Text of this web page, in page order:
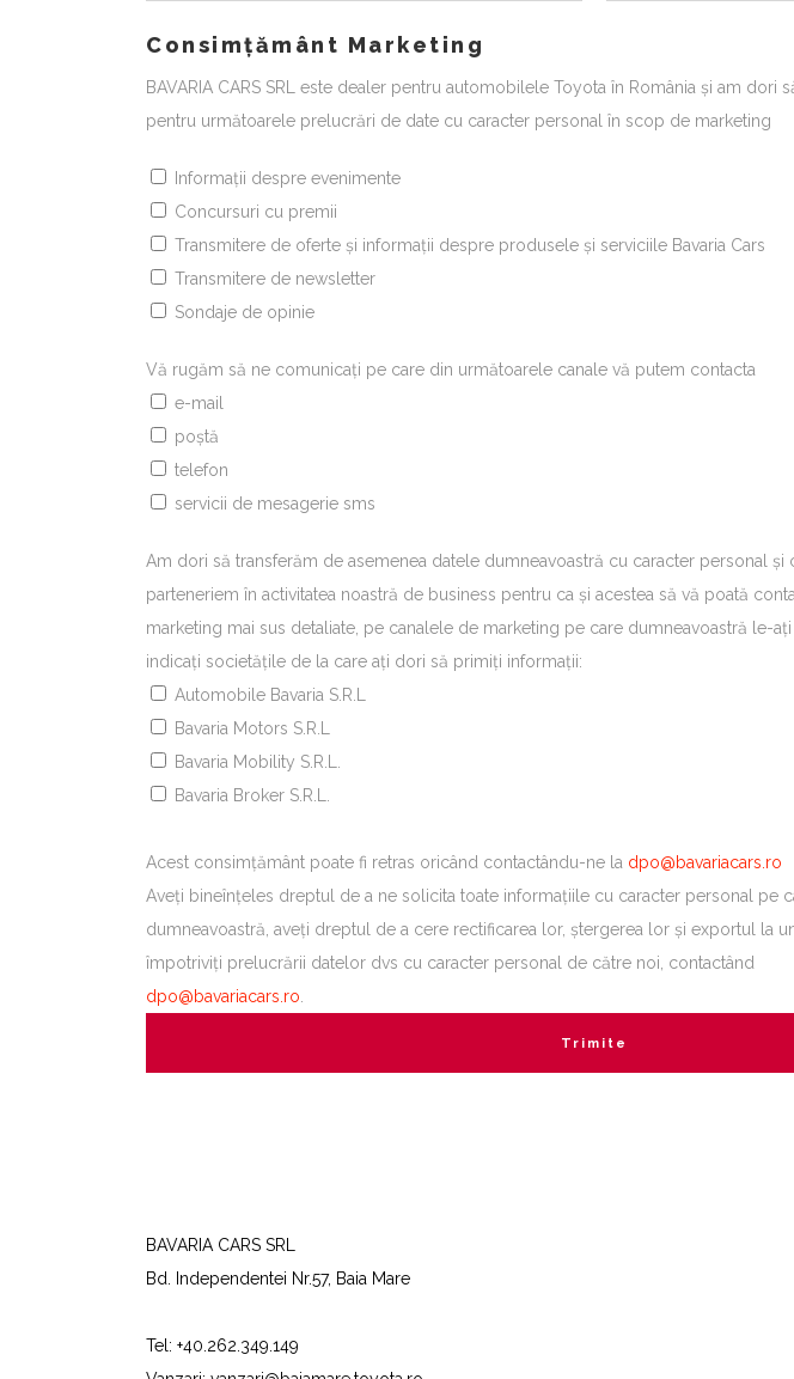
Consimțământ Marketing
BAVARIA CARS SRL este dealer pentru automobilele Toyota în România și am dori
pentru următoarele prelucrări de date cu caracter personal în scop de marketing
Informații despre evenimente
Concursuri cu premii
Transmitere de oferte și informații despre produsele și serviciile Bavaria Cars
Transmitere de newsletter
Sondaje de opinie
Vă rugăm să ne comunicați pe care din următoarele canale vă putem contacta
e-mail
poștă
telefon
servicii de mesagerie sms
Am dori să transferăm de asemenea datele dumneavoastră cu caracter personal
parteneriem în activitatea noastră de business pentru ca și acestea să vă poată
marketing mai sus detaliate, pe canalele de marketing pe care dumneavoastră le-
indicați societățile de la care ați dori să primiți informații:
Automobile Bavaria S.R.L
Bavaria Motors S.R.L
Bavaria Mobility S.R.L.
Bavaria Broker S.R.L.
Acest consimțământ poate fi retras oricând contactându-ne la dpo@bavariacars.ro
Aveți bineînțeles dreptul de a ne solicita toate informațiile cu caracter personal pe
dumneavoastră, aveți dreptul de a cere rectificarea lor, ștergerea lor și exportul la
împotriviți prelucrării datelor dvs cu caracter personal de către noi, contactând
dpo@bavariacars.ro
BAVARIA CARS SRL
Bd. Independentei Nr.57, Baia Mare
Tel: +40.262.349.149